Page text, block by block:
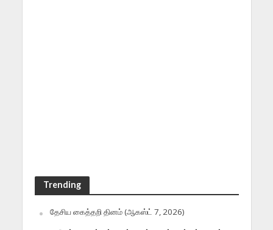
Trending
தேசிய கைத்தறி தினம் (ஆகஸ்ட் 7, 2026)